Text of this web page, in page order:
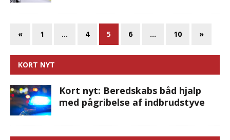
« 1 … 4 5 6 … 10 »
KORT NYT
Kort nyt: Beredskabs båd hjalp
med pågribelse af indbrudstyve